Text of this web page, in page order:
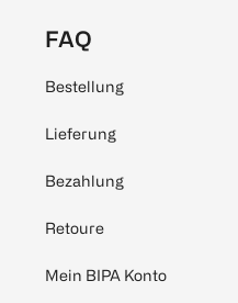
FAQ
Bestellung
Lieferung
Bezahlung
Retoure
Mein BIPA Konto